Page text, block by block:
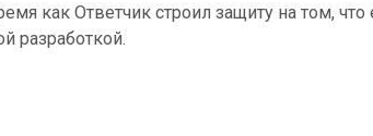
как Ответчик строил защиту на том,
разработкой.